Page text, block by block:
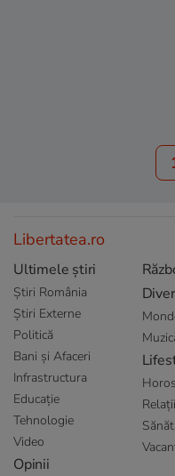
Libertatea.ro
Ultimele știri
Știri România
Știri Externe
Politică
Bani și Afaceri
Infrastructura
Educație
Tehnologie
Video
Opinii
Relații